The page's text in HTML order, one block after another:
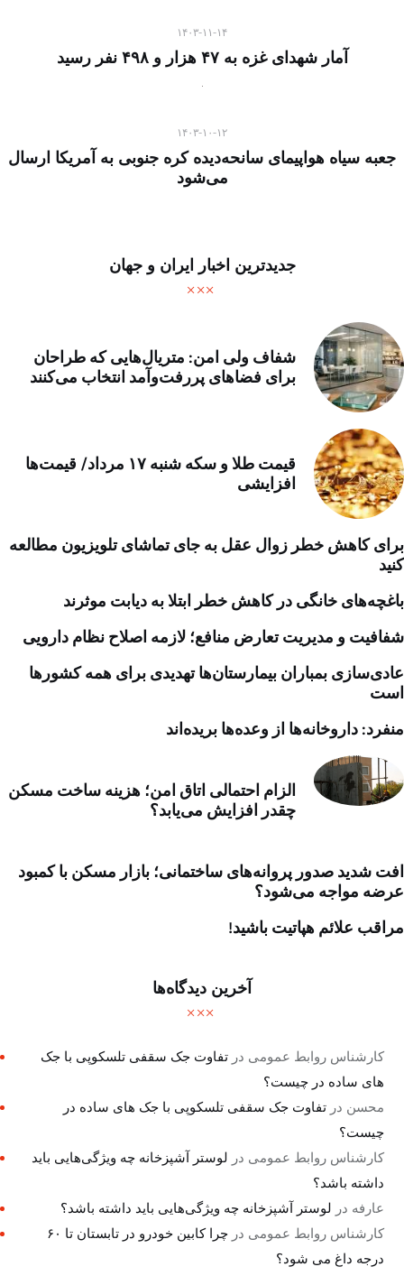
۱۴۰۳-۱۱-۱۴
آمار شهدای غزه به ۴۷ هزار و ۴۹۸ نفر رسید
۱۴۰۳-۱۰-۱۲
جعبه سیاه هواپیمای سانحه‌دیده کره جنوبی به آمریکا ارسال
می‌شود
جدیدترین اخبار ایران و جهان
شفاف ولی امن: متریال‌هایی که طراحان
برای فضاهای پررفت‌وآمد انتخاب می‌کنند
قیمت طلا و سکه شنبه ۱۷ مرداد/ قیمت‌ها
افزایشی
برای کاهش خطر زوال عقل به جای تماشای تلویزیون مطالعه
کنید
باغچه‌های خانگی در کاهش خطر ابتلا به دیابت موثرند
شفافیت و مدیریت تعارض منافع؛ لازمه اصلاح نظام دارویی
عادی‌سازی بمباران بیمارستان‌ها تهدیدی برای همه کشورها
است
منفرد: داروخانه‌ها از وعده‌ها بریده‌اند
الزام احتمالی اتاق امن؛ هزینه ساخت مسکن
چقدر افزایش می‌یابد؟
افت شدید صدور پروانه‌های ساختمانی؛ بازار مسکن با کمبود
عرضه مواجه می‌شود؟
مراقب علائم هپاتیت باشید!
آخرین دیدگاه‌ها
کارشناس روابط عمومی درتفاوت جک سقفی تلسکوپی با جک
های ساده در چیست؟
محسن درتفاوت جک سقفی تلسکوپی با جک های ساده در
چیست؟
کارشناس روابط عمومی در لوستر آشپزخانه چه ویژگی‌هایی باید
داشته باشد؟
عارفه در لوستر آشپزخانه چه ویژگی‌هایی باید داشته باشد؟
کارشناس روابط عمومی در
چرا کابین خودرو در تابستان تا ۶۰
درجه داغ می شود؟